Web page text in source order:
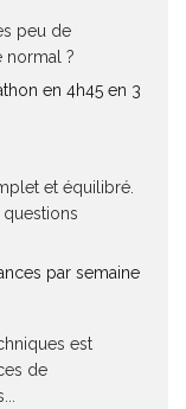
peu de
normal ?
en 4h45 en 3
et équilibré.
par semaine
est
de